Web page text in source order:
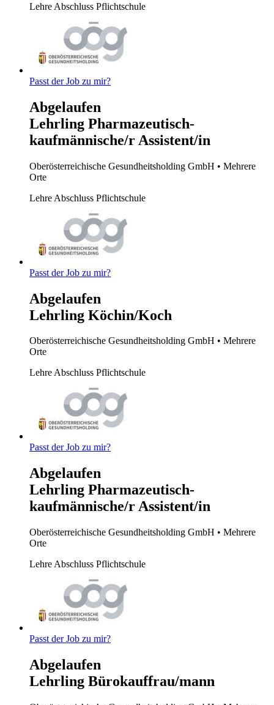
Lehre Abschluss Pflichtschule
Passt der Job zu mir?
Abgelaufen
Lehrling Pharmazeutisch-
kaufmännische/r Assistent/in
Oberösterreichische Gesundheitsholding GmbH • Mehrere
Orte
Lehre Abschluss Pflichtschule
Passt der Job zu mir?
Abgelaufen
Lehrling Köchin/Koch
Oberösterreichische Gesundheitsholding GmbH • Mehrere
Orte
LehreAbschluss Pflichtschule
Passt der Job zu mir?
Abgelaufen
Lehrling Pharmazeutisch-
kaufmännische/r Assistent/in
Oberösterreichische Gesundheitsholding GmbH • Mehrere
Orte
Lehre Abschluss Pflichtschule
Passt der Job zu mir?
Abgelaufen
Lehrling Bürokauffrau/mann